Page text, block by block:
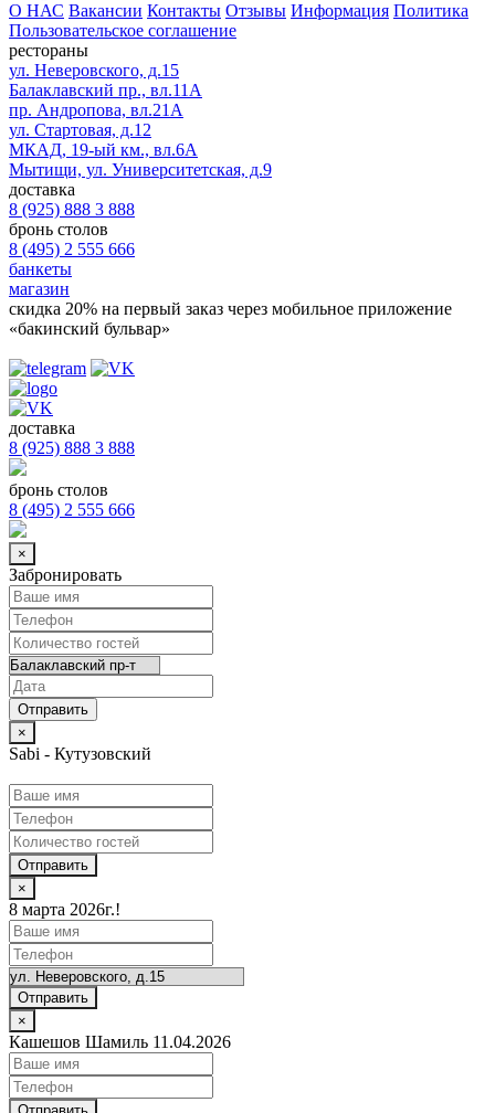
О НАС Вакансии Контакты Отзывы Информация Политика
Пользовательское соглашение
рестораны
ул. Неверовского, д.15
Балаклавский пр., вл.11А
пр. Андропова, вл.21А
ул. Стартовая, д.12
МКАД, 19-ый км., вл.6А
Мытищи, ул. Университетская, д.9
доставка
8 (925) 888 3 888
бронь столов
8 (495) 2 555 666
банкеты
магазин
скидка 20% на первый заказ через мобильное приложение
«бакинский бульвар»
доставка
8 (925) 888 3 888
бронь столов
8 (495) 2 555 666
×
Забронировать
×
Sabi - Кутузовский
Отправить
×
8 марта 2026г.!
Отправить
×
Кашешов Шамиль 11.04.2026